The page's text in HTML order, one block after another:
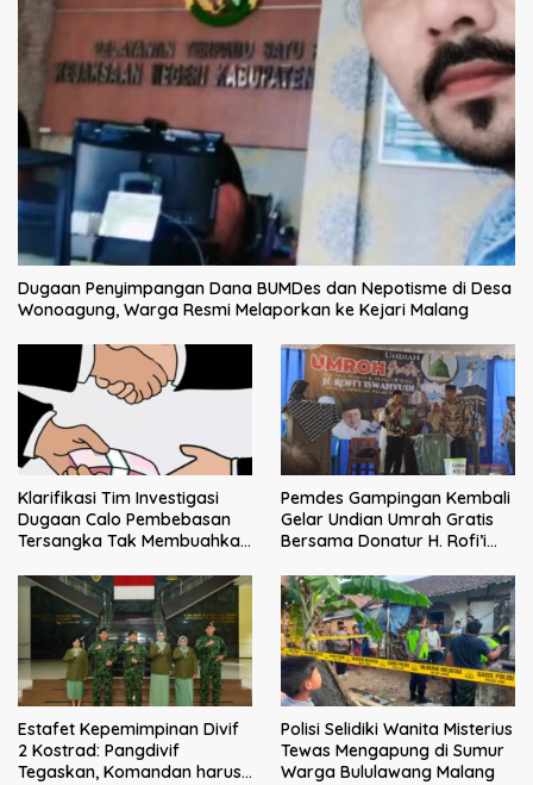
Dugaan Penyimpangan Dana BUMDes dan Nepotisme di Desa
Wonoagung, Warga Resmi Melaporkan ke Kejari Malang
Klarifikasi Tim Investigasi
Dugaan Calo Pembebasan
Tersangka Tak Membuahkan
Pemdes Gampingan Kembali
Gelar Undian Umrah Gratis
Bersama Donatur H. Rofi’i
bagi Pejuang Sosial
Estafet Kepemimpinan Divif
2 Kostrad: Pangdivif
Tegaskan, Komandan harus
Polisi Selidiki Wanita Misterius
Tewas Mengapung di Sumur
Warga Bululawang Malang